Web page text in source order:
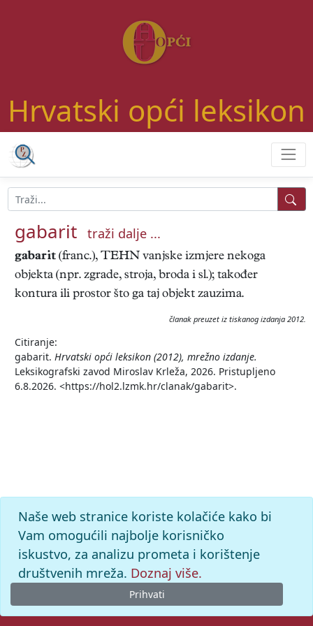
Hrvatski opći leksikon
gabarit traži dalje ...
gabarit (franc.), TEHN vanjske izmjere nekoga
objekta (npr. zgrade, stroja, broda i sl.); također
kontura ili prostor što ga taj objekt zauzima.
članak preuzet iz tiskanog izdanja 2012.
Citiranje:
gabarit. Hrvatski opći leksikon (2012), mrežno izdanje.
Leksikografski zavod Miroslav Krleža, 2026. Pristupljeno
6.8.2026. <https://hol2.lzmk.hr/clanak/gabarit>.
Naše web stranice koriste kolačiće kako bi
Vam omogućili najbolje korisničko
iskustvo, za analizu prometa i korištenje
društvenih mreža. Doznaj više.
Prihvati
© 2026. -Leksikografski zavodMiroslav Krleža